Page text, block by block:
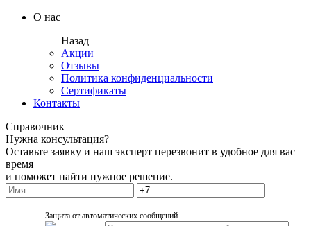
О нас
Назад
Акции
Отзывы
Политика конфиденциальности
Сертификаты
Контакты
Справочник
Нужна консультация?
Оставьте заявку и наш эксперт перезвонит в удобное для вас
время
и поможет найти нужное решение.
Защита от автоматических сообщений